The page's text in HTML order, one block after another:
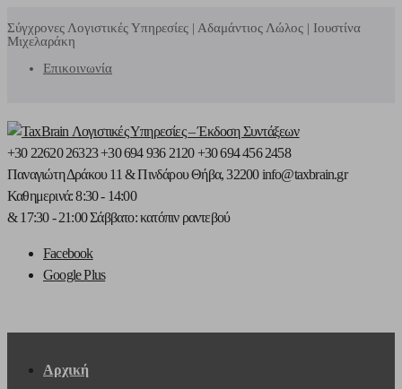
Σύγχρονες Λογιστικές Υπηρεσίες | Αδαμάντιος Λώλος | Ιουστίνα
Μιχελαράκη
Επικοινωνία
+30 22620 26323+30 694 936 2120 +30 694 456 2458
Παναγιώτη Δράκου 11 & ΠινδάρουΘήβα, 32200 info@taxbrain.gr
Καθημερινά: 8:30 - 14:00
& 17:30 - 21:00Σάββατο: κατόπιν ραντεβού
Facebook
Google Plus
Αρχική